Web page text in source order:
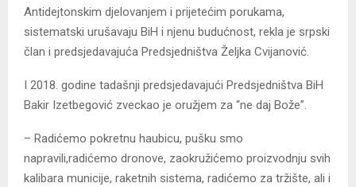
Antidejtonskim djelovanjem i prijetećim porukama,
sistematski urušavaju BiH i njenu budućnost, rekla je srpski
član i predsjedavajuća Predsjedništva Željka Cvijanović.
I 2018. godine tadašnji predsjedavajući Predsjedništva BiH
Bakir Izetbegović zveckao je oružjem za “ne daj Bože”.
– Radićemo pokretnu haubicu, pušku smo
napravili,radićemo dronove, zaokružićemo proizvodnju svih
kalibara municije, raketnih sistema, radićemo za tržište, ali i